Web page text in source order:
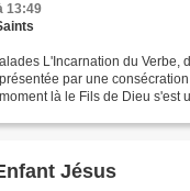
13:49
L'Incarnation du Verbe,
par une
là le Fils de Dieu s'est
Jésus